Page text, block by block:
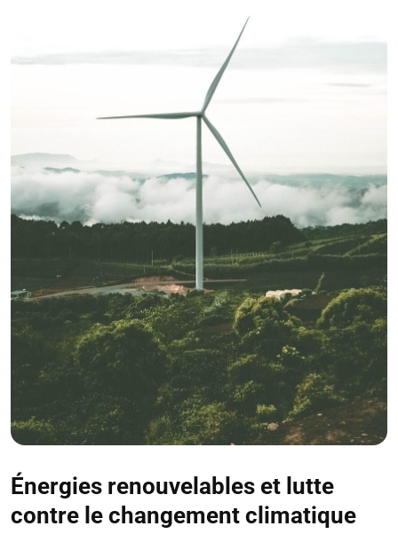
Énergies renouvelables et lutte
contre le changement climatique